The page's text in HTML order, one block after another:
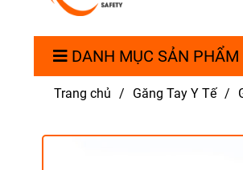
DANH MỤC SẢN PHẨM
Trang chủ / Găng Tay Y Tế /